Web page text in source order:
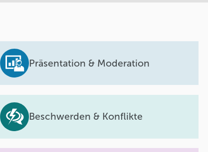
Präsentation & Moderation
Beschwerden & Konflikte